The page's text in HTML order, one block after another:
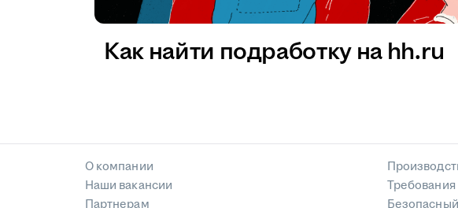
Как найти подработку на hh.ru
О компании
Наши вакансии
Партнерам